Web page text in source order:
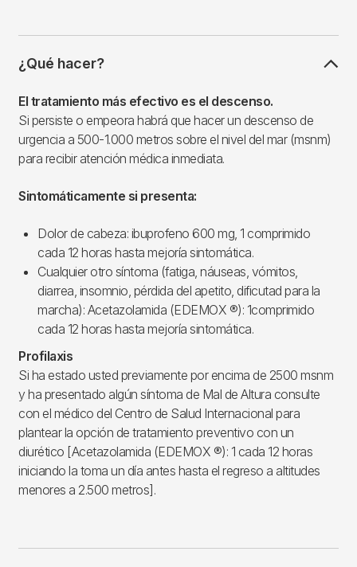
¿Qué hacer?
El tratamiento más efectivo es el descenso.
Si persiste o empeora habrá que hacer un descenso de
urgencia a 500-1.000 metros sobre el nivel del mar (msnm)
para recibir atención médica inmediata.
Sintomáticamente si presenta:
Dolor de cabeza: ibuprofeno 600 mg, 1 comprimido
cada 12 horas hasta mejoría sintomática.
Cualquier otro síntoma (fatiga, náuseas, vómitos,
diarrea, insomnio, pérdida del apetito, dificutad para la
marcha): Acetazolamida (EDEMOX ®): 1comprimido
cada 12 horas hasta mejoría sintomática.
Profilaxis
Si ha estado usted previamente por encima de 2500 msnm
y ha presentado algún síntoma de Mal de Altura consulte
con el médico del Centro de Salud Internacional para
plantear la opción de tratamiento preventivo con un
diurético [Acetazolamida (EDEMOX ®): 1 cada 12 horas
iniciando la toma un día antes hasta el regreso a altitudes
menores a 2.500 metros].